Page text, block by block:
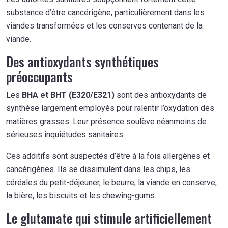
substance d’être cancérigène, particulièrement dans les
viandes transformées et les conserves contenant de la
viande.
Des antioxydants synthétiques
préoccupants
Les BHA et BHT (E320/E321) sont des antioxydants de
synthèse largement employés pour ralentir l’oxydation des
matières grasses. Leur présence soulève néanmoins de
sérieuses inquiétudes sanitaires.
Ces additifs sont suspectés d’être à la fois allergènes et
cancérigènes. Ils se dissimulent dans les chips, les
céréales du petit-déjeuner, le beurre, la viande en conserve,
la bière, les biscuits et les chewing-gums.
Le glutamate qui stimule artificiellement